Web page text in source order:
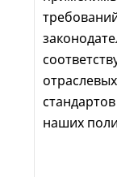
отраслевых
наших